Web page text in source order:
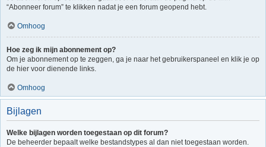
“Abonneer forum” te klikken nadat je een forum geopend hebt.
Omhoog
Hoe zeg ik mijn abonnement op?
Om je abonnement op te zeggen, ga je naar het gebruikerspaneel en klik je op
de hier voor dienende links.
Omhoog
Bijlagen
Welke bijlagen worden toegestaan op dit forum?
De beheerder bepaalt welke bestandstypes al dan niet toegestaan worden.